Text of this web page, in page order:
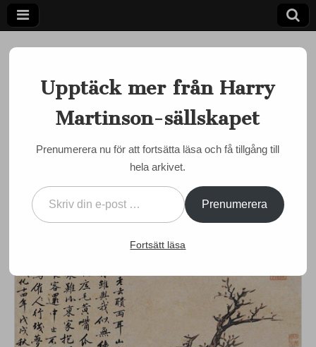
Harry
Martinson-
sällskapet
Ett författarskap som fångar daggdroppen och speglar
kosmos
MARTINSON JUST NU
Månadens Martinson: Li
Kan uttalar sig om tuppar
admin•15 februari, 2024•0 Comments
Upptäck mer från Harry
Martinson-sällskapet
Prenumerera nu för att fortsätta läsa och få tillgång till
hela arkivet.
Prenumerera
Fortsätt läsa